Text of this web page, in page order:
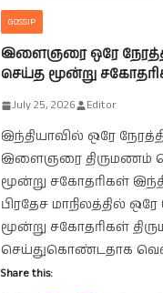
GOSSIP
இளைஞரை ஒரே
செய்த மூன்று
July 25, 2026 Editor
இந்தியாவில் ஒரே
இளைஞரை திருமணம்
மூன்று சகோதரிகள்
பிரதேச மாநிலத்தில்
மூன்று சகோதரிகள்
செய்துகொண்டதாக
Share this: